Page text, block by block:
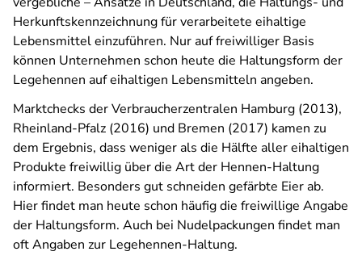
Herkunftskennzeichnung für verarbeitete eihaltige
Lebensmittel einzuführen. Nur auf freiwilliger Basis
können Unternehmen schon heute die Haltungsform der
Legehennen auf eihaltigen Lebensmitteln angeben.
Marktchecks der Verbraucherzentralen Hamburg (2013),
Rheinland-Pfalz (2016) und Bremen (2017) kamen zu
dem Ergebnis, dass weniger als die Hälfte aller eihaltigen
Produkte freiwillig über die Art der Hennen-Haltung
informiert. Besonders gut schneiden gefärbte Eier ab.
Hier findet man heute schon häufig die freiwillige Angabe
der Haltungsform. Auch bei Nudelpackungen findet man
oft Angaben zur Legehennen-Haltung.